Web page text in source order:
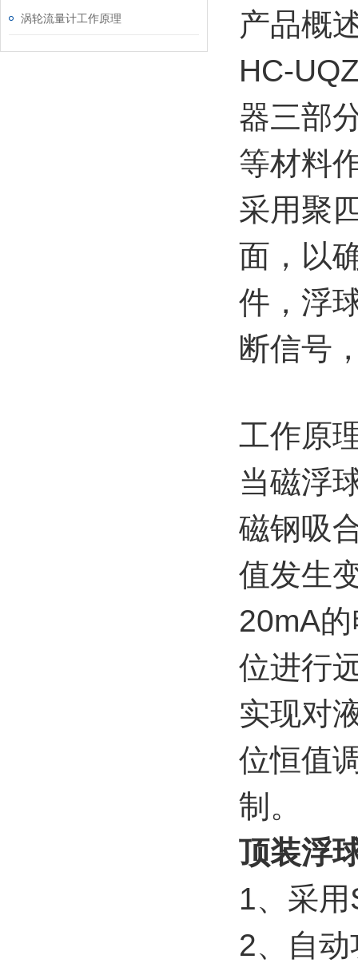
涡轮流量计工作原理
产品概
HC-
器三部
等材料
采用聚
面，以
件，浮
断信号
工作原
当磁浮
磁钢吸
值发生
20mA
位进行
实现对
位恒值
制。
顶装浮
1、采
2、自